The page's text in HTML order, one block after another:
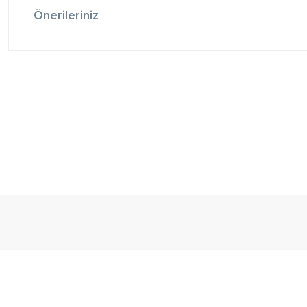
Önerileriniz